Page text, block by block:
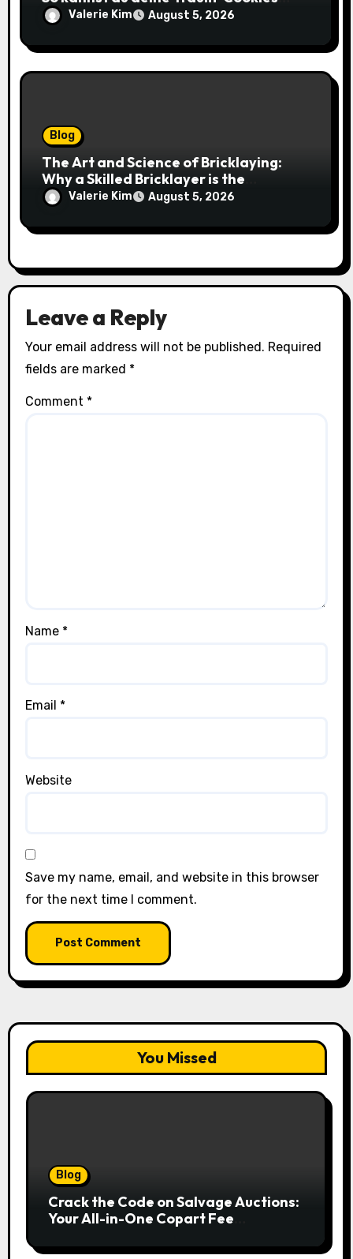
einfach online bestellen
Valerie Kim August 5, 2026
Blog
The Art and Science of Bricklaying:
Why a Skilled Bricklayer is the
Foundation of Every Great Structure
Valerie Kim August 5, 2026
Leave a Reply
Your email address will not be published. Required
fields are marked *
Comment *
Name *
Email *
Website
Save my name, email, and website in this browser
for the next time I comment.
You Missed
Blog
Crack the Code on Salvage Auctions:
Your All-in-One Copart Fee